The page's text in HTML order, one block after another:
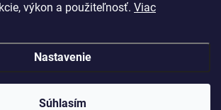
výkon a použiteľnosť. Viac
Nastavenie
Súhlasím
. Všetky práva vyhradené.Upraviť nastavenie
cookies